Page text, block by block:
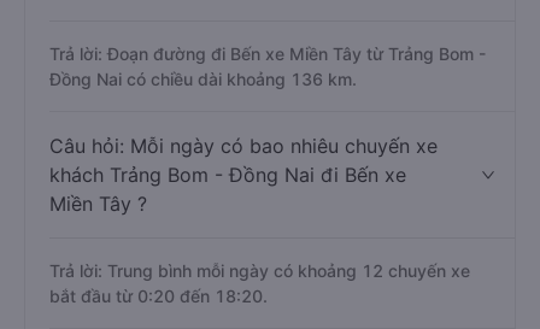
Trả lời: Đoạn đường đi Bến xe Miền Tây từ Trảng Bom -
Đồng Nai có chiều dài khoảng 136 km.
Câu hỏi: Mỗi ngày có bao nhiêu chuyến xe
khách Trảng Bom - Đồng Nai đi Bến xe
Miền Tây ?
Trả lời: Trung bình mỗi ngày có khoảng 12 chuyến xe
bắt đầu từ 0:20 đến 18:20.